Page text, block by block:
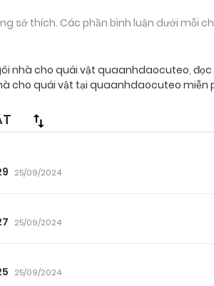
sở thích. Các phần bình luận dưới mỗi
nhà cho quái vật quaanhdaocuteo, đọc
cho quái vật tại quaanhdaocuteo miễn
25/09/2024
25/09/2024
25/09/2024